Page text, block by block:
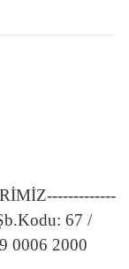
67 /
0006 2000